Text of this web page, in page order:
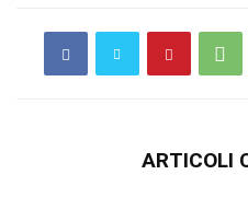
ARTICOLI